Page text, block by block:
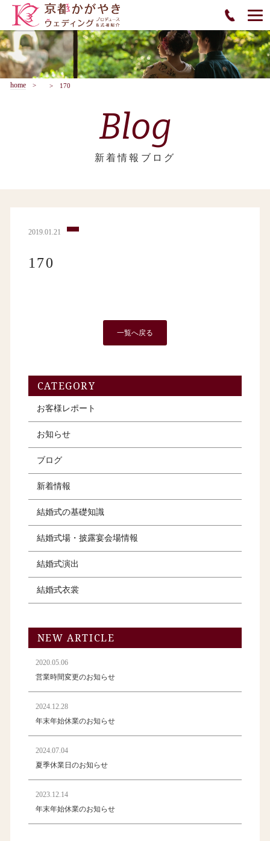
home 170
Blog
新着情報ブログ
2019.01.21
170
一覧へ戻る
CATEGORY
お客様レポート
お知らせ
ブログ
新着情報
結婚式の基礎知識
結婚式場・披露宴会場情報
結婚式演出
結婚式衣裳
NEW ARTICLE
2020.05.06
営業時間変更のお知らせ
2024.12.28
年末年始休業のお知らせ
2024.07.04
夏季休業日のお知らせ
2023.12.14
年末年始休業のお知らせ